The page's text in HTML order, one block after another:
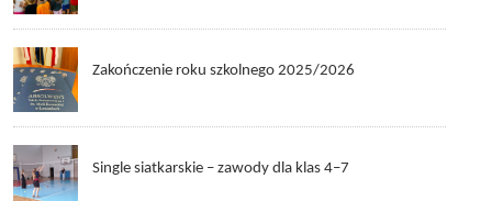
Zakończenie roku szkolnego 2025/2026
Single siatkarskie – zawody dla klas 4–7